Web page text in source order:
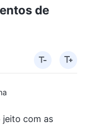
de
jeito com as